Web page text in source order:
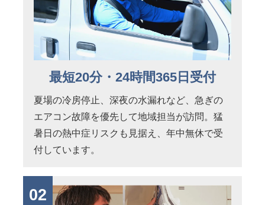
最短20分・24時間365日受付
夏場の冷房停止、深夜の水漏れなど、急ぎの
エアコン故障を優先して地域担当が訪問。猛
暑日の熱中症リスクも見据え、年中無休で受
付しています。
02